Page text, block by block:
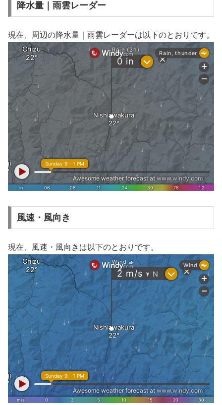
降水量｜雨雲レーダー
現在、周辺の降水量｜雨雲レーダーは以下のとおりです。
風速・風向き
現在、風速・風向きは以下のとおりです。